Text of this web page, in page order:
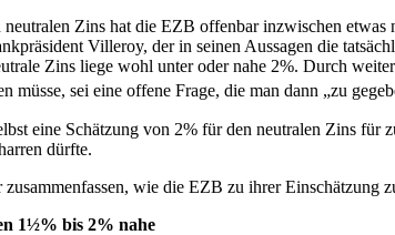
neutralen Zins hat die EZB offenbar inzwischen
Villeroy, der in seinen Aussagen die
Zins liege wohl unter oder nahe 2%. Durch
müsse, sei eine offene Frage, die man dann „zu
eine Schätzung von 2% für den neutralen Zins
dürfte.
wie die EZB zu ihrer Einschätzung
1½% bis 2% nahe